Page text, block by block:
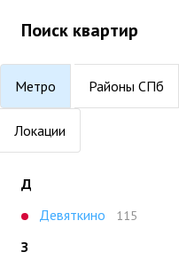
Поиск квартир
Метро Районы СПб
Локации
Д
Девяткино
115
З